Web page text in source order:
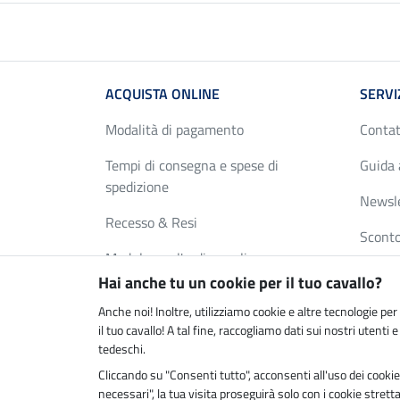
ACQUISTA ONLINE
Modalità di pagamento
Tempi di consegna e spese di
spedizione
Recesso & Resi
Modulo per l'ordine online
Buoni
FAQ
Hai anche tu un cookie per il tuo cavallo?
Anche noi! Inoltre, utilizziamo cookie e altre tecnologie
il tuo cavallo! A tal fine, raccogliamo dati sui nostri utenti
tedeschi.
Cliccando su "Consenti tutto", acconsenti all'uso dei
necessari", la tua visita proseguirà solo con i cookie